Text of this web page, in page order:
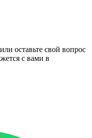
оставьте свой вопрос
с вами в